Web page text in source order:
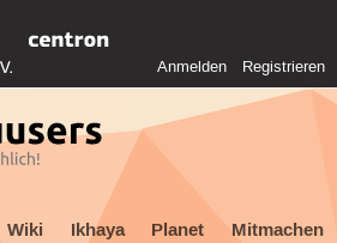
Anmelden Registrieren
Wiki Ikhaya Planet Mitmachen